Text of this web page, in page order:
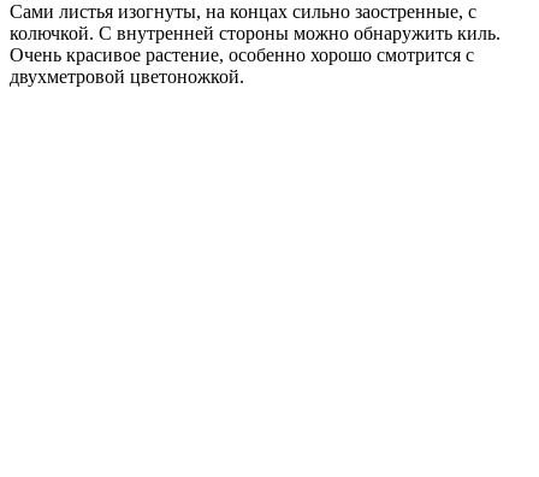
Сами листья изогнуты, на концах сильно заостренные, с
колючкой. С внутренней стороны можно обнаружить киль.
Очень красивое растение, особенно хорошо смотрится с
двухметровой цветоножкой.